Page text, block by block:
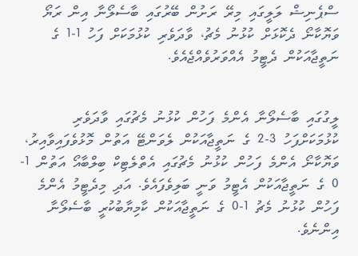
ސްޕެނިޝް ލަލީގައި މިރޭ ރަށުން ބޭރުގައި ބާސެލޯނާ އިން ރަޔޯ
ވަޔޮކާނޯ ދެކޮޅަށް ކުޅުނު މެޗު، ވާދަވެރި ކުޅުމަކަށް ފަހު 1-1 ގެ
ނަތީޖާއަކުން ދެޓީމު އެއްވަރުވެއްޖެއެވެ.
ލީގުގައި ބާސެލޯނާ އެންމެ ފަހުން ކުޅުނު މެޗުގައި ވާދަވެރި
ކުޅުމަކަށްފަހު 3-2 ގެ ނަތީޖާއަކުން ލެވަންޓޭ އަތުން މޮޅުވެފައިވާއިރު،
ވަޔޮކާނޯ އެންމެ ފަހުން ކުޅުނު މެޗުގައި އެތްލެޓިކް ބިލްބާއޯ އަތުން 1-
0 ގެ ނަތީޖާއަކުން އެޓީމު ވަނީ ބަލިވެފައެވެ. އަދި މިދެޓީމު އެންމެ
ފަހުން ކުޅުނު މެޗު 1-0 ގެ ނަތީޖާއަކުން ކާމިޔާބުކުރީ ބާސެލޯނާ
އިންނެވެ.